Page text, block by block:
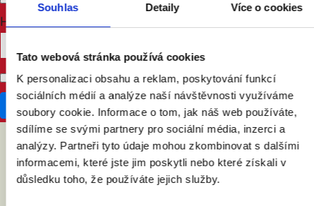
Souhlas Detaily Více o cookies
Tato webová stránka používá cookies
K personalizaci obsahu a reklam, poskytování funkcí
sociálních médií a analýze naší návštěvnosti využíváme
soubory cookie. Informace o tom, jak náš web používáte,
sdílíme se svými partnery pro sociální média, inzerci a
analýzy. Partneři tyto údaje mohou zkombinovat s dalšími
informacemi, které jste jim poskytli nebo které získali v
důsledku toho, že používáte jejich služby.
How many other people are you bringing?
Don't publish my RSVP on the website
ABY VÁM O MANŽELSTVÍ NIC
NEUNIKLO